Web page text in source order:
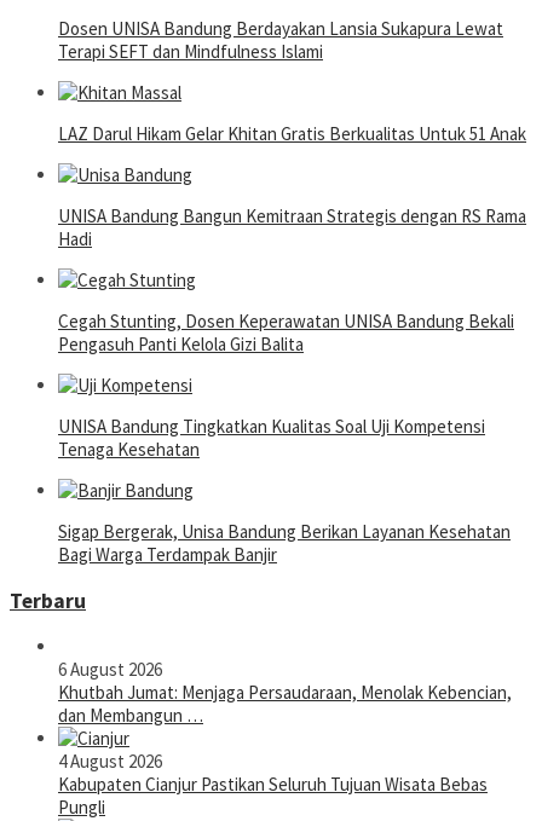
Dosen UNISA Bandung Berdayakan Lansia Sukapura Lewat
Terapi SEFT dan Mindfulness Islami
LAZ Darul Hikam Gelar Khitan Gratis Berkualitas Untuk 51 Anak
UNISA Bandung Bangun Kemitraan Strategis dengan RS Rama
Hadi
Cegah Stunting, Dosen Keperawatan UNISA Bandung Bekali
Pengasuh Panti Kelola Gizi Balita
UNISA Bandung Tingkatkan Kualitas Soal Uji Kompetensi
Tenaga Kesehatan
Sigap Bergerak, Unisa Bandung Berikan Layanan Kesehatan
Bagi Warga Terdampak Banjir
Terbaru
6 August 2026
Khutbah Jumat: Menjaga Persaudaraan, Menolak Kebencian,
dan Membangun …
4 August 2026
Kabupaten Cianjur Pastikan Seluruh Tujuan Wisata Bebas
Pungli